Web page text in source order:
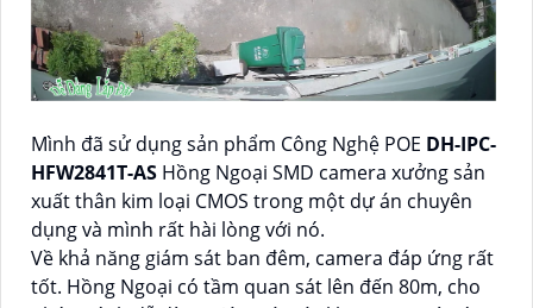
Mình đã sử dụng sản phẩm Công Nghệ POE DH-IPC-
HFW2841T-AS Hồng Ngoại SMD camera xưởng sản
xuất thân kim loại CMOS trong một dự án chuyên
dụng và mình rất hài lòng với nó.
Về khả năng giám sát ban đêm, camera đáp ứng rất
tốt. Hồng Ngoại có tầm quan sát lên đến 80m, cho